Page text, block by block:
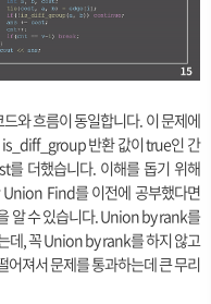
와 흐름이 동일합니다. 이 문제에
is_diff_group 반환 값이 true인 간
더했습니다. 이해를 돕기 위해
Find를 이전에 공부했다면
알 수 있습니다. Union by rank를
데, 꼭 Union by rank를 하지 않고
어져서 문제를 통과하는데 큰 무리